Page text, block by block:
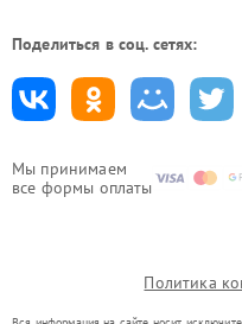
Мы принимаем
все формы оплаты
Поделиться в соц. сетях:
Политика